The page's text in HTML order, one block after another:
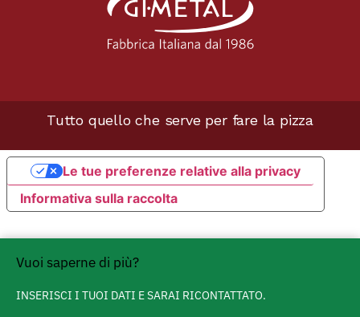
Tutto quello che serve per fare la pizza
Informativa sulla raccolta
Le tue preferenze relative alla privacy
Vuoi saperne di più?
INSERISCI I TUOI DATI E SARAI RICONTATTATO.